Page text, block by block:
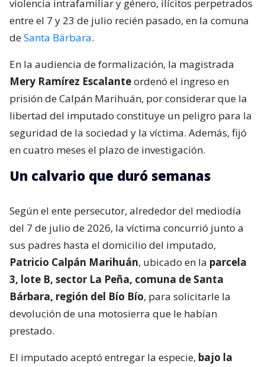
violencia intrafamiliar y género, ilícitos perpetrados
entre el 7 y 23 de julio recién pasado, en la comuna
deSanta Bárbara.
En la audiencia de formalización, la magistrada
Mery Ramírez Escalanteordenó el ingreso en
prisión de Calpán Marihuán, por considerar que la
libertad del imputado constituye un peligro para la
seguridad de la sociedad y la víctima. Además, fijó
en cuatro meses el plazo de investigación.
Un calvario que duró semanas
Según el ente persecutor, alrededor del mediodía
del 7 de julio de 2026, la víctima concurrió junto a
sus padres hasta el domicilio del imputado,
Patricio Calpán Marihuán, ubicado en la parcela
3, lote B, sector La Peña, comuna de Santa
Bárbara, región del Bío Bío, para solicitarle la
devolución de una motosierra que le habían
prestado.
El imputado aceptó entregar la especie, bajo la